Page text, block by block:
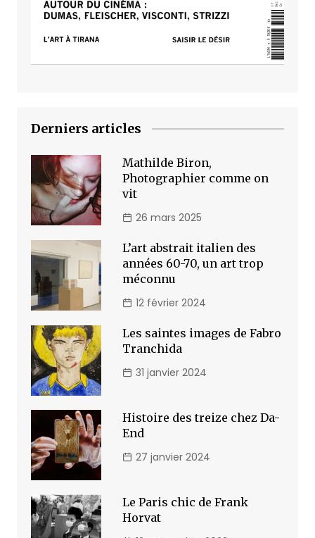
Derniers articles
Mathilde Biron,
Photographier comme on
vit
26 mars 2025
L’art abstrait italien des
années 60-70, un art trop
méconnu
12 février 2024
Les saintes images de Fabro
Tranchida
31 janvier 2024
Histoire des treize chez Da-
End
27 janvier 2024
Le Paris chic de Frank
Horvat